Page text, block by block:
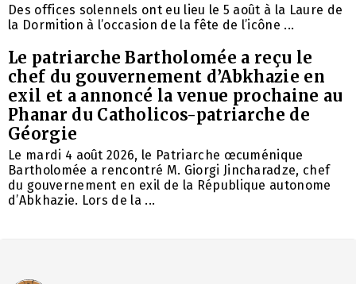
Des offices solennels ont eu lieu le 5 août à la Laure de
la Dormition à l’occasion de la fête de l’icône ...
Le patriarche Bartholomée a reçu le
chef du gouvernement d’Abkhazie en
exil et a annoncé la venue prochaine au
Phanar du Catholicos-patriarche de
Géorgie
Le mardi 4 août 2026, le Patriarche œcuménique
Bartholomée a rencontré M. Giorgi Jincharadze, chef
du gouvernement en exil de la République autonome
d’Abkhazie. Lors de la ...